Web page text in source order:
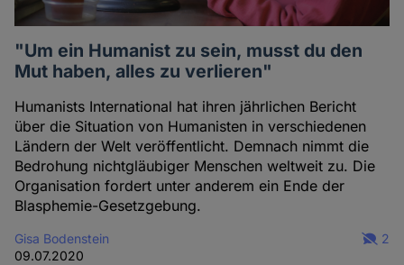
"Um ein Humanist zu sein, musst du den
Mut haben, alles zu verlieren"
Humanists International hat ihren jährlichen Bericht
über die Situation von Humanisten in verschiedenen
Ländern der Welt veröffentlicht. Demnach nimmt die
Bedrohung nichtgläubiger Menschen weltweit zu. Die
Organisation fordert unter anderem ein Ende der
Blasphemie-Gesetzgebung.
Gisa Bodenstein
09.07.2020
2